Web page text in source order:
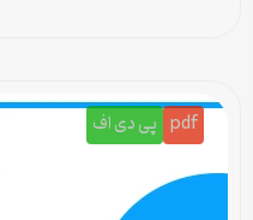
pdf پی دی اف